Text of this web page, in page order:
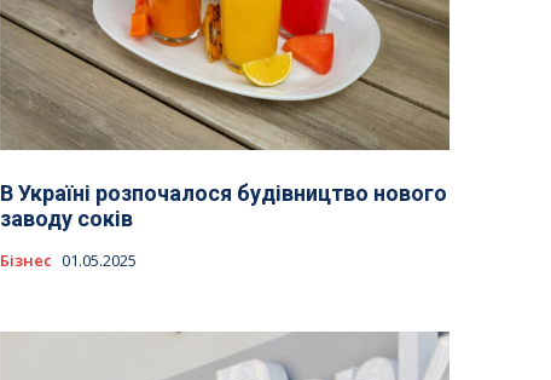
В Україні розпочалося будівництво нового
заводу соків
Бізнес 01.05.2025